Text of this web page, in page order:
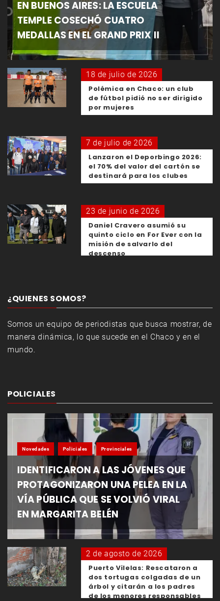
EN BUENOS AIRES: LA ESCUELA
TEMPLE COSECHÓ CUATRO
MEDALLAS EN EL GRAND PRIX II
18 de julio de 2026
Polémica en Chaco: un club
de fútbol pidió no ser dirigido
por mujeres
7 de julio de 2026
Lanzaron el Deporbingo 2026:
el 70% del valor del cartón se
destinará para los clubes
23 de junio de 2026
Daniel Cravero asumió su
quinto ciclo en For Ever con la
misión de salvarlo del
descenso
¿QUIENES SOMOS?
Somos un equipo de periodistas que busca mostrar, de
manera dinámica, lo que sucede en el Chaco y en el
mundo.
POLICIALES
Novedades Policiales Provinciales
IDENTIFICARON A LAS JÓVENES QUE
PROTAGONIZARON UNA PELEA EN LA
VÍA PÚBLICA QUE SE VOLVIÓ VIRAL
EN MARGARITA BELÉN
2 de agosto de 2026
Puerto Vilelas: Rescataron a
dos tortugas colgadas de un
árbol y citarán a los padres
de los menores responsables